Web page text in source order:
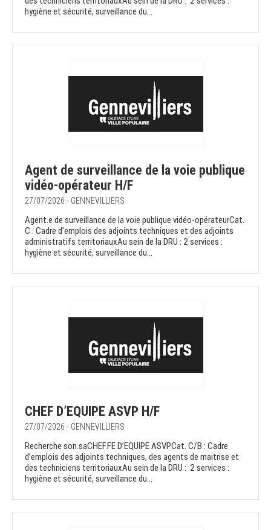
hygiène et sécurité, surveillance du...
Agent de surveillance de la voie publique
vidéo-opérateur H/F
27/07/2026 - GENNEVILLIERS
Agent.e de surveillance de la voie publique vidéo-opérateurCat.
C : Cadre d’emplois des adjoints techniques et des adjoints
administratifs territoriauxAu sein de la DRU : 2 services :
hygiène et sécurité, surveillance du...
CHEF D’EQUIPE ASVP H/F
27/07/2026 - GENNEVILLIERS
Recherche son.saCHEF.FE D’EQUIPE ASVPCat. C/B : Cadre
d’emplois des adjoints techniques, des agents de maitrise et
des techniciens territoriauxAu sein de la DRU : 2 services :
hygiène et sécurité, surveillance du...